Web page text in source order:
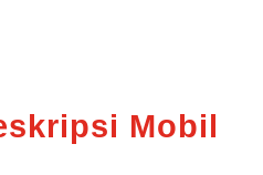
Mobil